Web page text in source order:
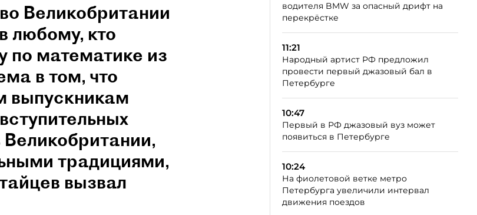
Великобритании
любому, кто
по математике из
в том, что
выпускникам
традициями,
вызвал
водителя BMW за опасный дрифт на
перекрёстке
11:21
Народный артист РФ предложил
провести первый джазовый бал в
Петербурге
10:47
Первый в РФ джазовый вуз может
появиться в Петербурге
10:24
На фиолетовой ветке метро
Петербурга увеличили интервал
движения поездов